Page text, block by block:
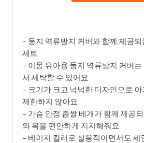
– 둥지 역류방지 커버와 함께 제공
세트
– 이몽 유아용 둥지 역류방지 커버
서 세탁할 수 있어요
– 크기가 크고 넉넉한 디자인으로
제한하지 않아요
– 가슴 안정 좁쌀 베개가 함께 제공
와 목을 편안하게 지지해줘요
– 베이지 컬러로 실용적이면서도 세